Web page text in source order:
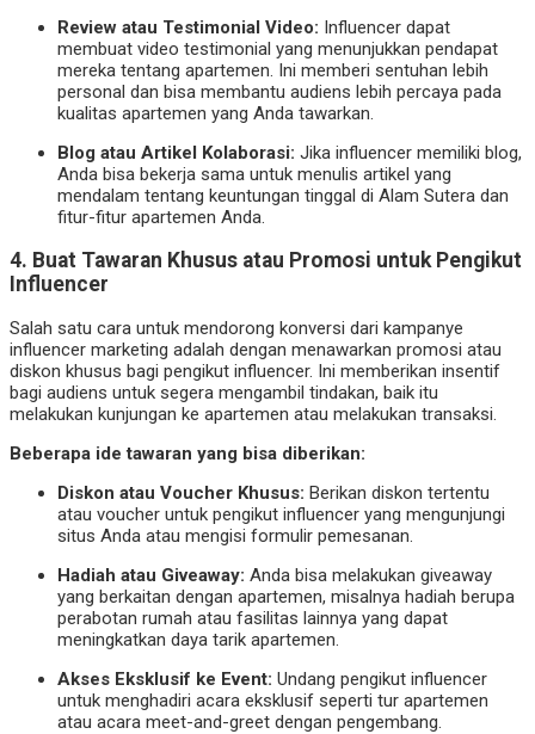
Review atau Testimonial Video: Influencer dapat
membuat video testimonial yang menunjukkan pendapat
mereka tentang apartemen. Ini memberi sentuhan lebih
personal dan bisa membantu audiens lebih percaya pada
kualitas apartemen yang Anda tawarkan.
Blog atau Artikel Kolaborasi: Jika influencer memiliki blog,
Anda bisa bekerja sama untuk menulis artikel yang
mendalam tentang keuntungan tinggal di Alam Sutera dan
fitur-fitur apartemen Anda.
4. Buat Tawaran Khusus atau Promosi untuk Pengikut
Influencer
Salah satu cara untuk mendorong konversi dari kampanye
influencer marketing adalah dengan menawarkan promosi atau
diskon khusus bagi pengikut influencer. Ini memberikan insentif
bagi audiens untuk segera mengambil tindakan, baik itu
melakukan kunjungan ke apartemen atau melakukan transaksi.
Beberapa ide tawaran yang bisa diberikan:
Diskon atau Voucher Khusus: Berikan diskon tertentu
atau voucher untuk pengikut influencer yang mengunjungi
situs Anda atau mengisi formulir pemesanan.
Hadiah atau Giveaway: Anda bisa melakukan giveaway
yang berkaitan dengan apartemen, misalnya hadiah berupa
perabotan rumah atau fasilitas lainnya yang dapat
meningkatkan daya tarik apartemen.
Akses Eksklusif ke Event: Undang pengikut influencer
untuk menghadiri acara eksklusif seperti tur apartemen
atau acara meet-and-greet dengan pengembang.